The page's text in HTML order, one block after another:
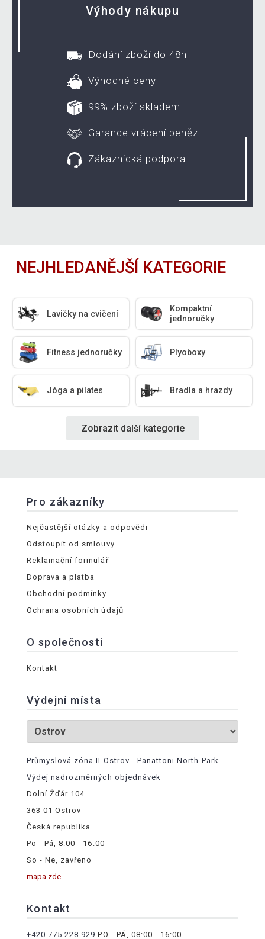
Výhody nákupu
Dodání zboží do 48h
Výhodné ceny
99% zboží skladem
Garance vrácení peněz
Zákaznická podpora
NEJHLEDANĚJŠÍ KATEGORIE
Lavičky na cvičení
Kompaktní
jednoručky
Fitness jednoručky Plyoboxy
Jóga a pilates Bradla a hrazdy
Zobrazit další kategorie
Pro zákazníky
Nejčastější otázky a odpovědi
Odstoupit od smlouvy
Reklamační formulář
Doprava a platba
Obchodní podmínky
Ochrana osobních údajů
O společnosti
Kontakt
Výdejní místa
Průmyslová zóna II Ostrov - Panattoni North Park -
Výdej nadrozměrných objednávek
Dolní Žďár 104
363 01 Ostrov
Česká republika
Po - Pá, 8:00 - 16:00
So - Ne, zavřeno
mapa zde
Kontakt
+420 775 228 929 PO - PÁ, 08:00 - 16:00